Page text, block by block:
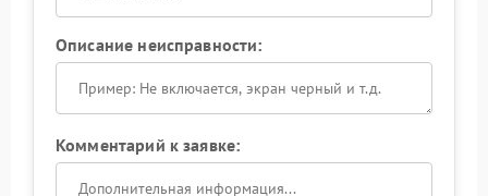
Описание неисправности:
Комментарий к заявке: